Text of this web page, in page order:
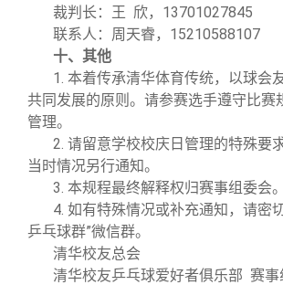
裁判长：王 欣，13701027845
联系人：周天睿，15210588107
十、其他
1. 本着传承清华体育传统，以球会
共同发展的原则。请参赛选手遵守比赛
管理。
2. 请留意学校校庆日管理的特殊要
当时情况另行通知。
3. 本规程最终解释权归赛事组委会。
4. 如有特殊情况或补充通知，请密
乒乓球群”微信群。
清华校友总会
清华校友乒乓球爱好者俱乐部 赛事